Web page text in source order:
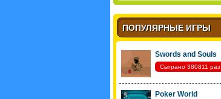
ПОПУЛЯРНЫЕ ИГРЫ
Swords and Souls
Сыграно 380811 раз
Poker World